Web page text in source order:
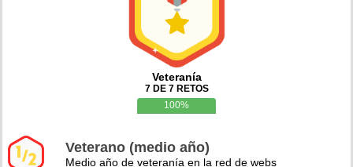
Veteranía
7 DE 7 RETOS
100%
Veterano (medio año)
Medio año de veteranía en la red de webs